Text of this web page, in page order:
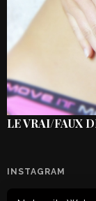
LE VRAI/FAUX
INSTAGRAM